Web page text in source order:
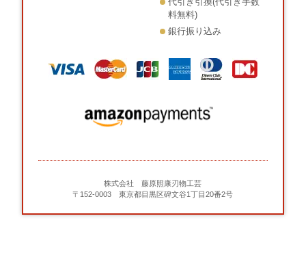
料無料)
銀行振り込み
株式会社 藤原照康刃物工芸
〒152-0003 東京都目黒区碑文谷1丁目20番2号